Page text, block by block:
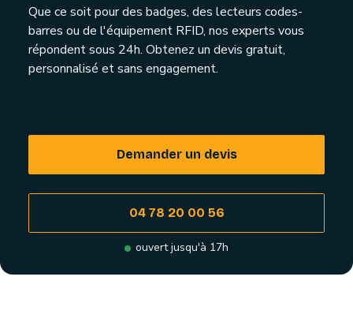
Que ce soit pour des badges, des lecteurs codes-
barres ou de l'équipement RFID, nos experts vous
répondent sous 24h. Obtenez un devis gratuit,
personnalisé et sans engagement.
Demander un devis
04 78 20 00 56
ouvert jusqu'à 17h